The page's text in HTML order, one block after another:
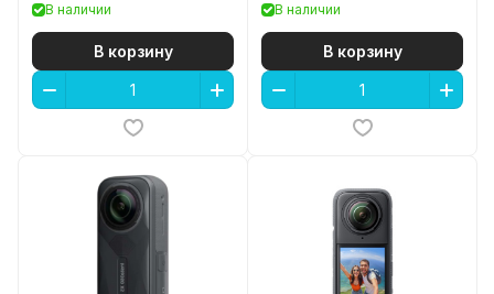
В наличии
В корзину
В наличии
В корзину